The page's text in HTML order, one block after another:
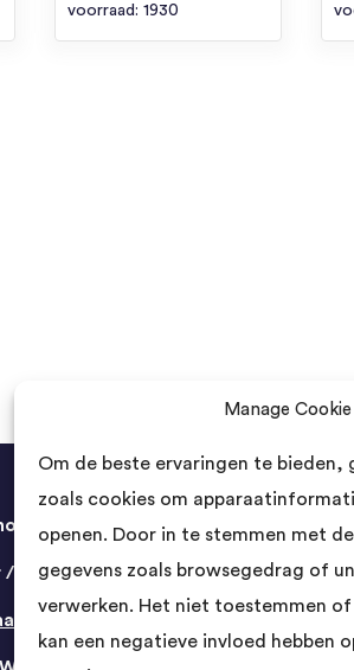
Manage
Om de beste ervaringen te bieden,
zoals cookies om
openen. Door in te stemmen met
gegevens zoals browsegedrag of
verwerken. Het niet toestemmen
kan een negatieve invloed hebben
voorraad: 1930
SVG FAIR
Contact
Landsmeer
Kempenbaan 5
5121 DM Rijen